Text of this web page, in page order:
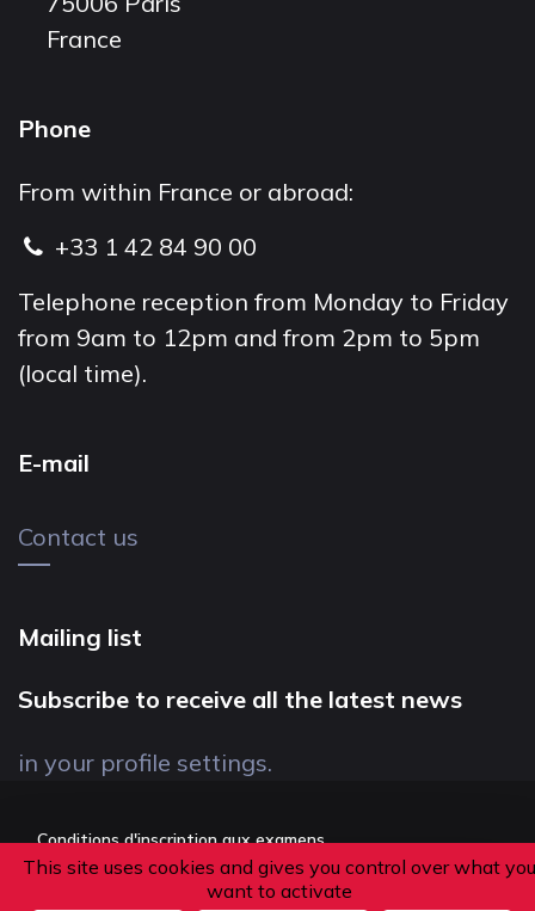
This site uses cookies and gives you control over what you
want to activate
France
Phone
From within France or abroad:
+33 1 42 84 90 00
Telephone reception from Monday to Friday
from 9am to 12pm and from 2pm to 5pm
(local time).
E-mail
Contact us
Mailing list
Subscribe to receive all the latest news
in your profile settings.
Conditions d'inscription aux examens
Politique de confidentialité